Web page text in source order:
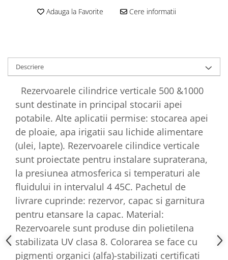
Adauga la Favorite Cere informatii
Descriere
Rezervoarele cilindrice verticale 500 &1000
sunt destinate in principal stocarii apei
potabile. Alte aplicatii permise: stocarea apei
de ploaie, apa irigatii sau lichide alimentare
(ulei, lapte). Rezervoarele cilindice verticale
sunt proiectate pentru instalare supraterana,
la presiunea atmosferica si temperaturi ale
fluidului in intervalul 4 45C. Pachetul de
livrare cuprinde: rezervor, capac si garnitura
pentru etansare la capac. Material:
Rezervoarele sunt produse din polietilena
stabilizata UV clasa 8. Colorarea se face cu
pigmenti organici (alfa)-stabilizati certificati